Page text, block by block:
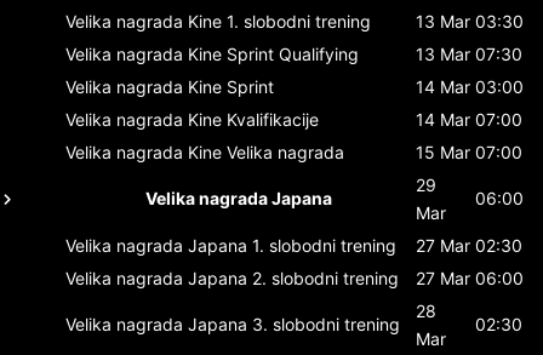
Velika nagrada Kine 1. slobodni trening 13 Mar 03:30
Velika nagrada Kine Sprint Qualifying 13 Mar 07:30
Velika nagrada Kine Sprint 14 Mar 03:00
Velika nagrada Kine Kvalifikacije 14 Mar 07:00
Velika nagrada Kine Velika nagrada 15 Mar 07:00
Velika nagrada Japana
29
Mar
06:00
Velika nagrada Japana 1. slobodni trening 27 Mar 02:30
Velika nagrada Japana 2. slobodni trening 27 Mar 06:00
Velika nagrada Japana 3. slobodni trening
28
Mar
02:30